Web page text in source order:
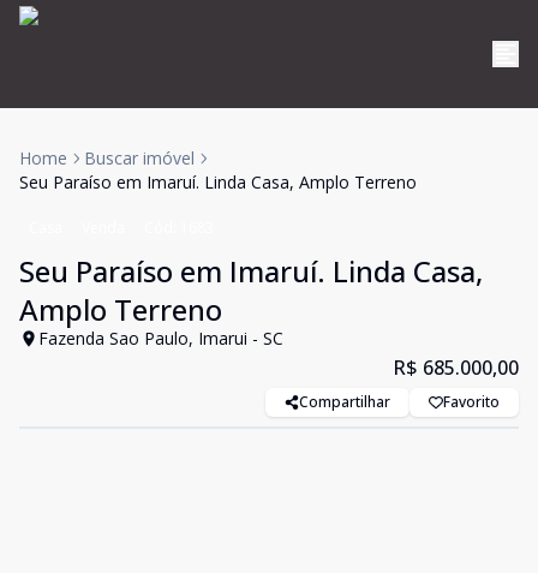
Home
Buscar imóvel
Seu Paraíso em Imaruí. Linda Casa, Amplo Terreno
Seu Paraíso em Imaruí. Linda Casa,
Amplo Terreno
Fazenda Sao Paulo, Imarui - SC
R$ 685.000,00
Compartilhar Favorito